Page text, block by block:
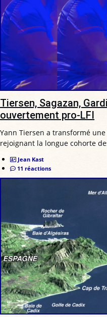
Tiersen, Sagazan,
ouvertement pro-LFI
Yann Tiersen a transformé
rejoignant la longue cohorte
Jean Kast
11 réactions